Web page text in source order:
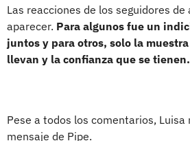
Las reacciones de los seguidores
aparecer. Para algunos fue un
juntos y para otros, solo la
llevan y la confianza que se tienen.
Pese a todos los comentarios, Luisa
mensaje de Pipe.